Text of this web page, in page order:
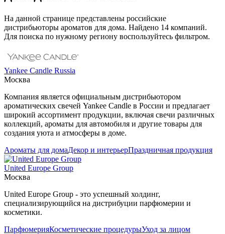
На данной странице представлены российские
дистрибьюторы ароматов для дома. Найдено 14 компаний.
Для поиска по нужному региону воспользуйтесь фильтром.
Yankee Candle Russia
Москва
Компания является официальным дистрибьютором
ароматических свечей Yankee Candle в России и предлагает
широкий ассортимент продукции, включая свечи различных
коллекций, ароматы для автомобиля и другие товары для
создания уюта и атмосферы в доме.
Ароматы для домаДекор и интерьерПраздничная продукция
United Europe Group
Москва
United Europe Group - это успешный холдинг,
специализирующийся на дистрибуции парфюмерии и
косметики.
ПарфюмерияКосметические процедурыУход за лицом